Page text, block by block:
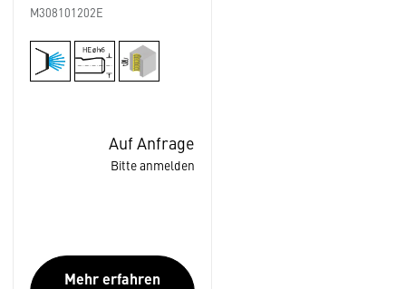
M308101202E
Auf Anfrage
Bitte anmelden
Mehr erfahren